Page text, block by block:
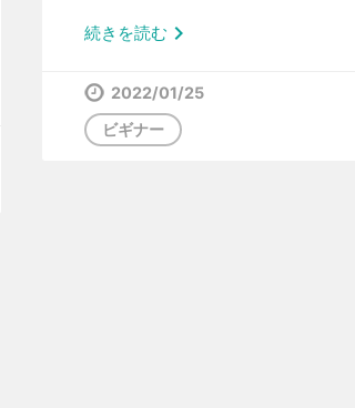
続きを読む
2022/01/25
ビギナー